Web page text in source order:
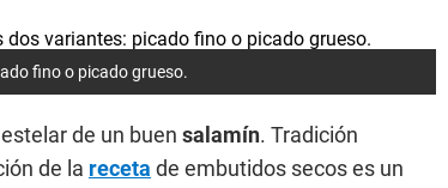
fino o picado grueso.
de un buen salamín. Tradición
de la receta de embutidos secos es un